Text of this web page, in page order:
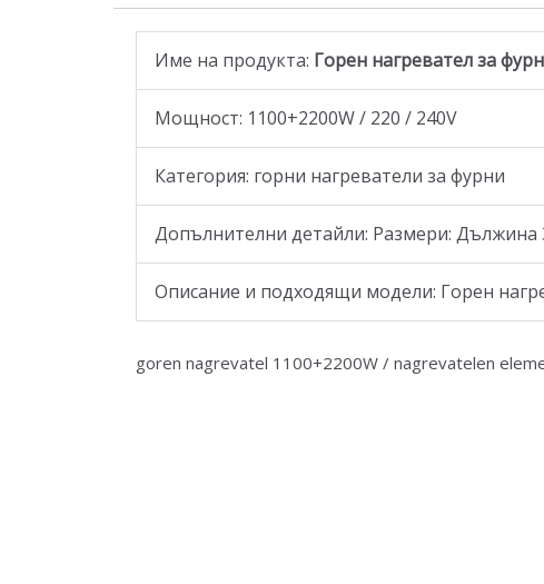
Име на продукта: Горен нагревател за
Мощност: 1100+2200W / 220 / 240V
Категория: горни нагреватели за фурни
Допълнителни детайли: Размери: Дължина
Описание и подходящи модели: Горен
goren nagrevatel 1100+2200W / nagrevatelen